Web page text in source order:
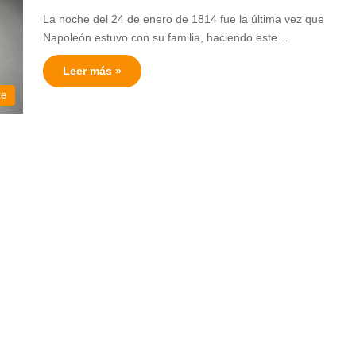
La noche del 24 de enero de 1814 fue la última vez que
Napoleón estuvo con su familia, haciendo este…
Leer más »